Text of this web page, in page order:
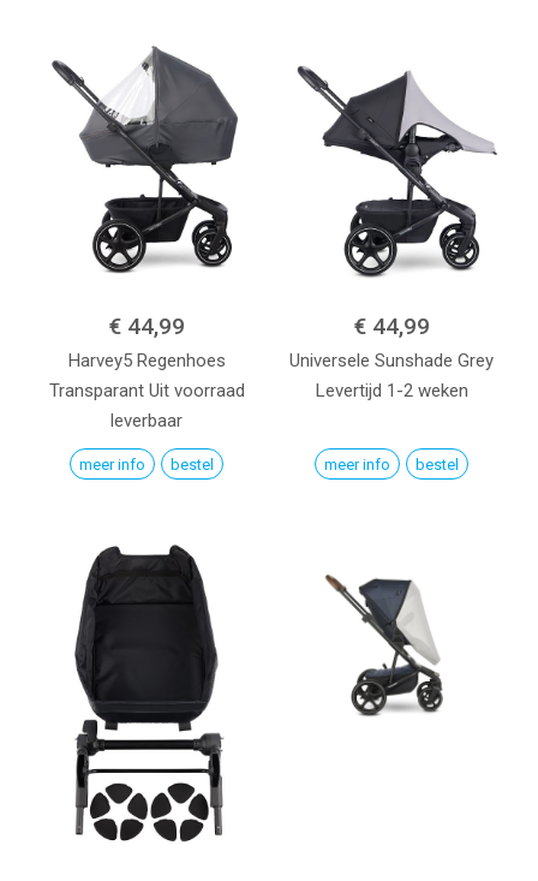
€ 44,99
Harvey5 Regenhoes
Transparant Uit voorraad
leverbaar
meer info bestel
€ 44,99
Universele Sunshade Grey
Levertijd 1-2 weken
meer info bestel